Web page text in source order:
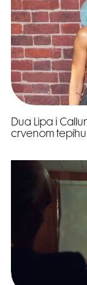
Dua Lipa i
crvenom